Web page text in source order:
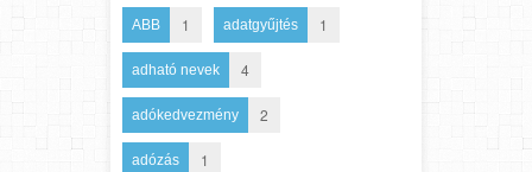
ABB 1 adatgyűjtés 1
adható nevek 4
adókedvezmény 2
adózás 1